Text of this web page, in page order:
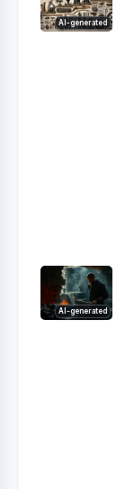
AI-generated
AI-generated